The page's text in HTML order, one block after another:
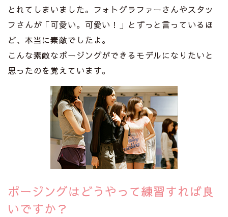
とれてしまいました。フォトグラファーさんやスタッ
フさんが「可愛い。可愛い！」とずっと言っているほ
ど、本当に素敵でしたよ。
こんな素敵なポージングができるモデルになりたいと
思ったのを覚えています。
ポージングはどうやって練習すれば良
いですか？